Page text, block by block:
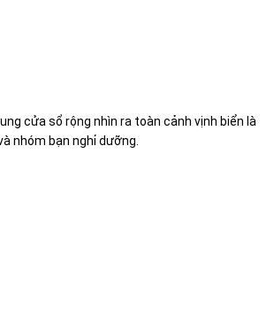
cửa sổ rộng nhìn ra toàn cảnh vịnh biển là
nhóm bạn nghỉ dưỡng.